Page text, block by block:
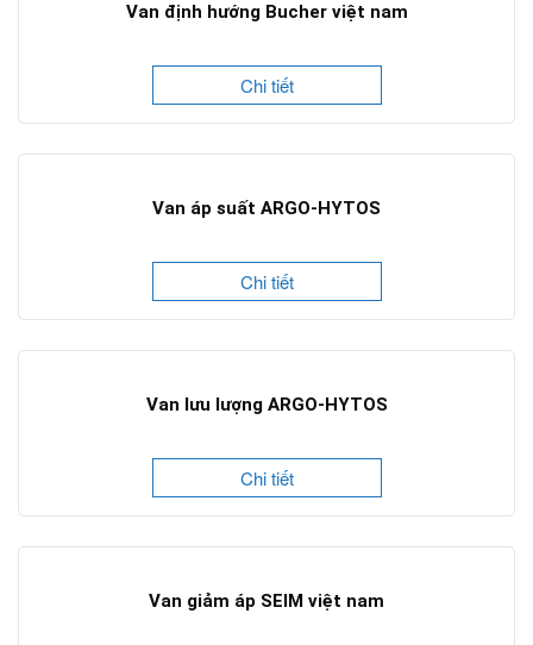
Van định hướng Bucher việt nam
Chi tiết
Van áp suất ARGO-HYTOS
Chi tiết
Van lưu lượng ARGO-HYTOS
Chi tiết
Van giảm áp SEIM việt nam